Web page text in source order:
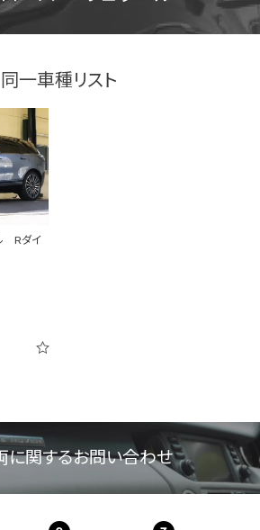
同一車種リスト
Rダイ
に関するお問い合わせ